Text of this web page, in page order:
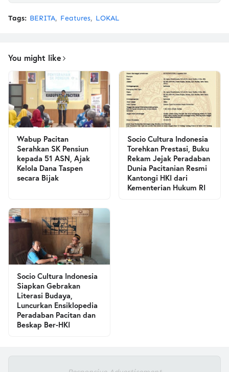
Tags: BERITA Features LOKAL
You might like
Wabup Pacitan
Serahkan SK Pensiun
kepada 51 ASN, Ajak
Kelola Dana Taspen
secara Bijak
Socio Cultura Indonesia
Torehkan Prestasi, Buku
Rekam Jejak Peradaban
Dunia Pacitanian Resmi
Kantongi HKI dari
Kementerian Hukum RI
Socio Cultura Indonesia
Siapkan Gebrakan
Literasi Budaya,
Luncurkan Ensiklopedia
Peradaban Pacitan dan
Beskap Ber-HKI